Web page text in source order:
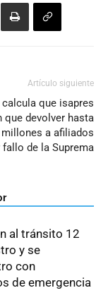
Artículo siguiente
que isapres
que devolver hasta
millones a afiliados
fallo de la Suprema
al tránsito 12
y se
con
de emergencia